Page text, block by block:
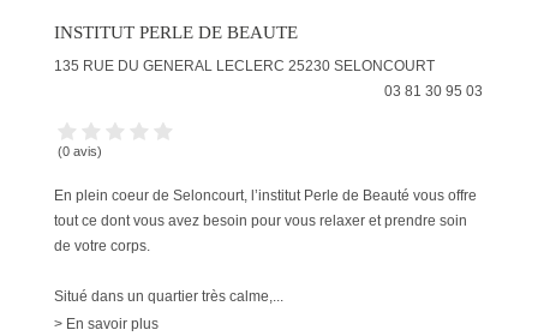
INSTITUT PERLE DE BEAUTE
135 RUE DU GENERAL LECLERC 25230 SELONCOURT
03 81 30 95 03
(0 avis)
En plein coeur de Seloncourt, l’institut Perle de Beauté vous offre
tout ce dont vous avez besoin pour vous relaxer et prendre soin
de votre corps.
Situé dans un quartier très calme,...
> En savoir plus